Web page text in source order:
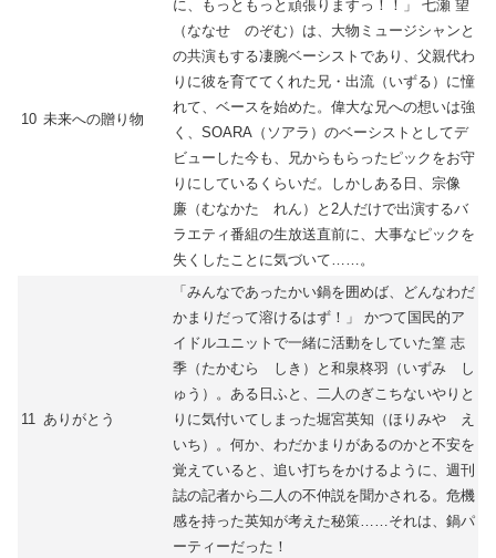
10 未来への贈り物
に、もっともっと頑張りますっ！！」 七瀬 望
（ななせ のぞむ）は、大物ミュージシャンと
の共演もする凄腕ベーシストであり、父親代わ
りに彼を育ててくれた兄・出流（いずる）に憧
れて、ベースを始めた。偉大な兄への想いは強
く、SOARA（ソアラ）のベーシストとしてデ
ビューした今も、兄からもらったピックをお守
りにしているくらいだ。しかしある日、宗像
廉（むなかた れん）と2人だけで出演するバ
ラエティ番組の生放送直前に、大事なピックを
失くしたことに気づいて……。
11 ありがとう
「みんなであったかい鍋を囲めば、どんなわだ
かまりだって溶けるはず！」 かつて国民的ア
イドルユニットで一緒に活動をしていた篁 志
季（たかむら しき）と和泉柊羽（いずみ し
ゅう）。ある日ふと、二人のぎこちないやりと
りに気付いてしまった堀宮英知（ほりみや え
いち）。何か、わだかまりがあるのかと不安を
覚えていると、追い打ちをかけるように、週刊
誌の記者から二人の不仲説を聞かされる。危機
感を持った英知が考えた秘策……それは、鍋パ
ーティーだった！